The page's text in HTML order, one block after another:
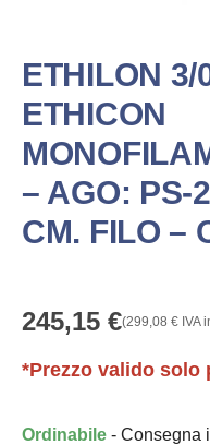
ETHILON 3/
ETHICON
– AGO: PS-
CM. FILO –
245,15 €(299,08 € IVA
*Prezzo valido solo
Ordinabile - Consegna